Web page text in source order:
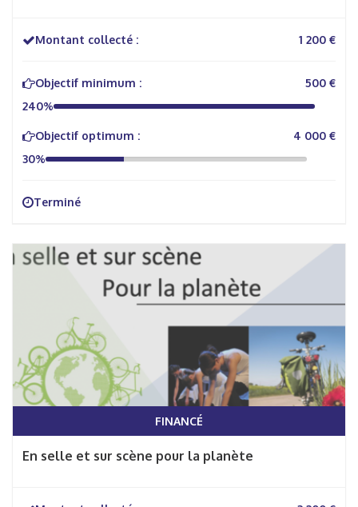
Montant collecté : 1 200 €
Objectif minimum :
500 €
240%
Objectif optimum :
4 000 €
30%
Terminé
FINANCÉ
En selle et sur scène pour la planète